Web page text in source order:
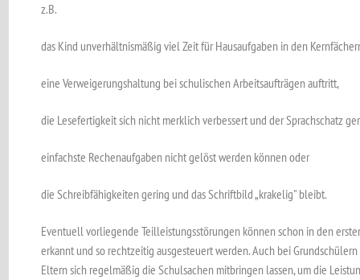
z.B.
das Kind unverhältnismäßig viel Zeit für Hausaufgaben in den
eine Verweigerungshaltung bei schulischen Arbeitsaufträgen auftritt,
die Lesefertigkeit sich nicht merklich verbessert und der Sprachschatz
einfachste Rechenaufgaben nicht gelöst werden können oder
die Schreibfähigkeiten gering und das Schriftbild „krakelig" bleibt.
Eventuell vorliegende Teilleistungsstörungen können schon in den
erkannt und so rechtzeitig ausgesteuert werden. Auch bei
Eltern sich regelmäßig die Schulsachen mitbringen lassen, um die